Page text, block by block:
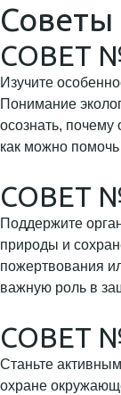
Советы
СОВЕТ
Изучите
Понимание
осознать, почему
как можно
СОВЕТ
Поддержите
природы и
пожертвования
важную роль в
СОВЕТ
Станьте
охране